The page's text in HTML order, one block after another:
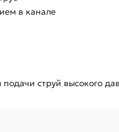
в канале
струй высокого